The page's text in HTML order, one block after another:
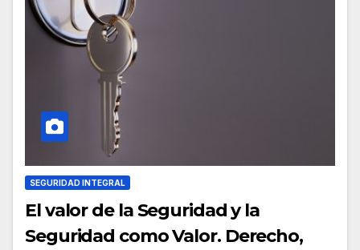
SEGURIDAD INTEGRAL
El valor de la Seguridad y la
Seguridad como Valor. Derecho,